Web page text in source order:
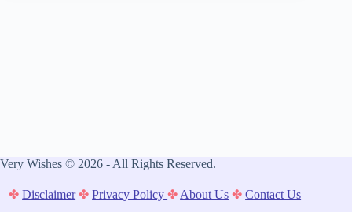
Very Wishes © 2026 - All Rights Reserved.
✤ Disclaimer ✤ Privacy Policy✤ About Us ✤ Contact Us